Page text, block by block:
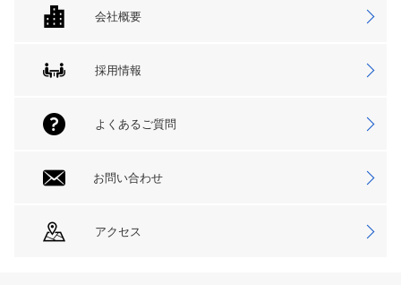
会社概要
採用情報
よくあるご質問
お問い合わせ
アクセス